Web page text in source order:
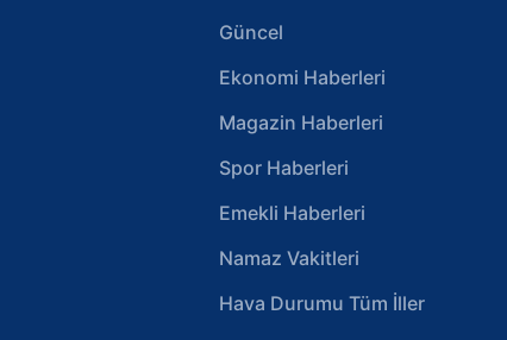
Güncel
Ekonomi Haberleri
Magazin Haberleri
Spor Haberleri
Emekli Haberleri
Namaz Vakitleri
Hava Durumu Tüm İller